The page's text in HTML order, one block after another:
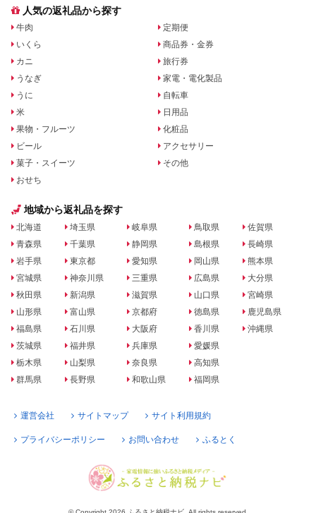
人気の返礼品から探す
牛肉
いくら
カニ
うなぎ
うに
米
果物・フルーツ
ビール
菓子・スイーツ
おせち
定期便
商品券・金券
旅行券
家電・電化製品
自転車
日用品
化粧品
アクセサリー
その他
地域から返礼品を探す
北海道
青森県
岩手県
宮城県
秋田県
山形県
福島県
茨城県
栃木県
群馬県
埼玉県
千葉県
東京都
神奈川県
新潟県
富山県
石川県
福井県
山梨県
長野県
岐阜県
静岡県
愛知県
三重県
滋賀県
京都府
大阪府
兵庫県
奈良県
和歌山県
鳥取県
島根県
岡山県
広島県
山口県
徳島県
香川県
愛媛県
高知県
福岡県
佐賀県
長崎県
熊本県
大分県
宮崎県
鹿児島県
沖縄県
運営会社 サイトマップ サイト利用規約
プライバシーポリシー お問い合わせ ふるとく